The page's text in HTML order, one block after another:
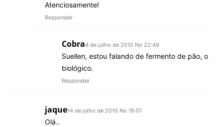
Atenciosamente!
Responder
Cobra4 de julho de 2010 No 22:49
Suellen, estou falando de fermento de pão, o
biológico.
Responder
jaque14 de julho de 2010 No 16:01
Olá..